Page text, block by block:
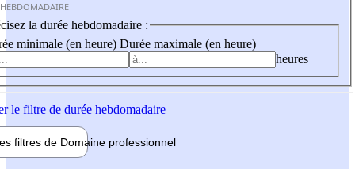
la durée hebdomadaire :
minimale (en heure) Durée maximale (en heure)
heures
le filtre de durée hebdomadaire
filtres de Domaine professionnel